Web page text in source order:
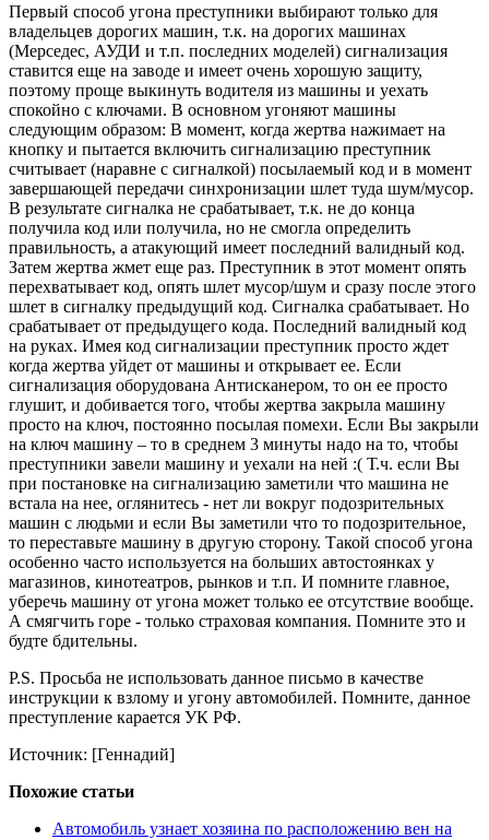
Первый способ угона преступники выбирают только для
владельцев дорогих машин, т.к. на дорогих машинах
(Мерседес, АУДИ и т.п. последних моделей) сигнализация
ставится еще на заводе и имеет очень хорошую защиту,
поэтому проще выкинуть водителя из машины и уехать
спокойно с ключами. В основном угоняют машины
следующим образом: В момент, когда жертва нажимает на
кнопку и пытается включить сигнализацию преступник
считывает (наравне с сигналкой) посылаемый код и в момент
завершающей передачи синхронизации шлет туда шум/мусор.
В результате сигналка не срабатывает, т.к. не до конца
получила код или получила, но не смогла определить
правильность, а атакующий имеет последний валидный код.
Затем жертва жмет еще раз. Преступник в этот момент опять
перехватывает код, опять шлет мусор/шум и сразу после этого
шлет в сигналку предыдущий код. Сигналка срабатывает. Но
срабатывает от предыдущего кода. Последний валидный код
на руках. Имея код сигнализации преступник просто ждет
когда жертва уйдет от машины и открывает ее. Если
сигнализация оборудована Антисканером, то он ее просто
глушит, и добивается того, чтобы жертва закрыла машину
просто на ключ, постоянно посылая помехи. Если Вы закрыли
на ключ машину – то в среднем 3 минуты надо на то, чтобы
преступники завели машину и уехали на ней :( Т.ч. если Вы
при постановке на сигнализацию заметили что машина не
встала на нее, оглянитесь - нет ли вокруг подозрительных
машин с людьми и если Вы заметили что то подозрительное,
то переставьте машину в другую сторону. Такой способ угона
особенно часто используется на больших автостоянках у
магазинов, кинотеатров, рынков и т.п. И помните главное,
уберечь машину от угона может только ее отсутствие вообще.
А смягчить горе - только страховая компания. Помните это и
будте бдительны.
P.S. Просьба не использовать данное письмо в качестве
инструкции к взлому и угону автомобилей. Помните, данное
преступление карается УК РФ.
Источник: [Геннадий]
Похожие статьи
Автомобиль узнает хозяина по расположению вен на